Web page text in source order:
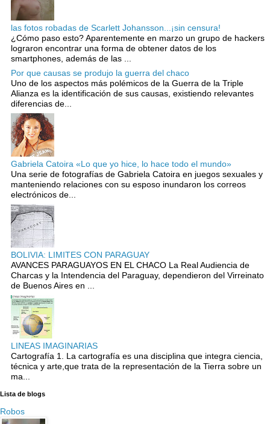
las fotos robadas de Scarlett Johansson...¡sin censura!
¿Cómo paso esto? Aparentemente en marzo un grupo de hackers
lograron encontrar una forma de obtener datos de los
smartphones, además de las ...
Por que causas se produjo la guerra del chaco
Uno de los aspectos más polémicos de la Guerra de la Triple
Alianza es la identificación de sus causas, existiendo relevantes
diferencias de...
Gabriela Catoira «Lo que yo hice, lo hace todo el mundo»
Una serie de fotografías de Gabriela Catoira en juegos sexuales y
manteniendo relaciones con su esposo inundaron los correos
electrónicos de...
BOLIVIA: LIMITES CON PARAGUAY
AVANCES PARAGUAYOS EN EL CHACO La Real Audiencia de
Charcas y la Intendencia del Paraguay, dependieron del Virreinato
de Buenos Aires en ...
LINEAS IMAGINARIAS
Cartografía 1. La cartografía es una disciplina que integra ciencia,
técnica y arte,que trata de la representación de la Tierra sobre un
ma...
Lista de blogs
Robos